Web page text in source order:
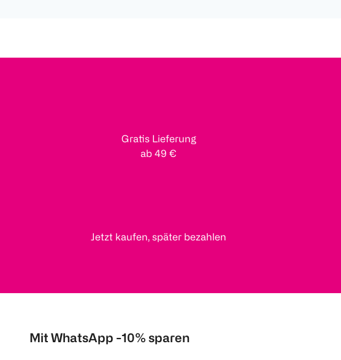
Gratis Lieferung
ab 49 €
Jetzt kaufen, später bezahlen
Mit WhatsApp -10% sparen